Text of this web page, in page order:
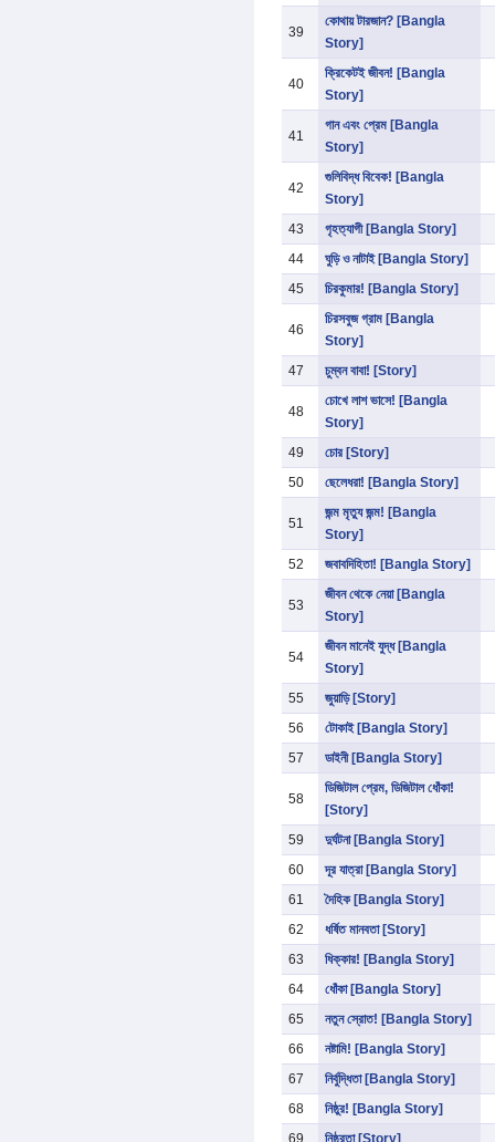
39
কোথায় টারজান? [Bangla
Story]
40
ক্রিকেটই জীবন! [Bangla
Story]
41
গান এবং প্রেম [Bangla
Story]
42
গুলিবিদ্ধ বিবেক! [Bangla
Story]
43
গৃহত্যাগী [Bangla Story]
44
ঘুড়ি ও নাটাই [Bangla Story]
45
চিরকুমার! [Bangla Story]
46
চিরসবুজ গ্রাম [Bangla
Story]
47
চুম্বন বাবা! [Story]
48
চোখে লাশ ভাসে! [Bangla
Story]
49
চোর [Story]
50
ছেলেধরা! [Bangla Story]
51
জন্ম মৃত্যু জন্ম! [Bangla
Story]
52
জবাবদিহিতা! [Bangla Story]
53
জীবন থেকে নেয়া [Bangla
Story]
54
জীবন মানেই যুদ্ধ [Bangla
Story]
55
জুয়াড়ি [Story]
56
টোকাই [Bangla Story]
57
ডাইনী [Bangla Story]
58
ডিজিটাল প্রেম, ডিজিটাল ধোঁকা!
[Story]
59
দুর্ঘটনা [Bangla Story]
60
দূর যাত্রা [Bangla Story]
61
দৈহিক [Bangla Story]
62
ধর্ষিত মানবতা [Story]
63
ধিক্কার! [Bangla Story]
64
ধোঁকা [Bangla Story]
65
নতুন স্রোত! [Bangla Story]
66
নষ্টামি! [Bangla Story]
67
নির্বুদ্ধিতা [Bangla Story]
68
নিষ্ঠুর! [Bangla Story]
69
নিষ্ঠুরতা [Story]